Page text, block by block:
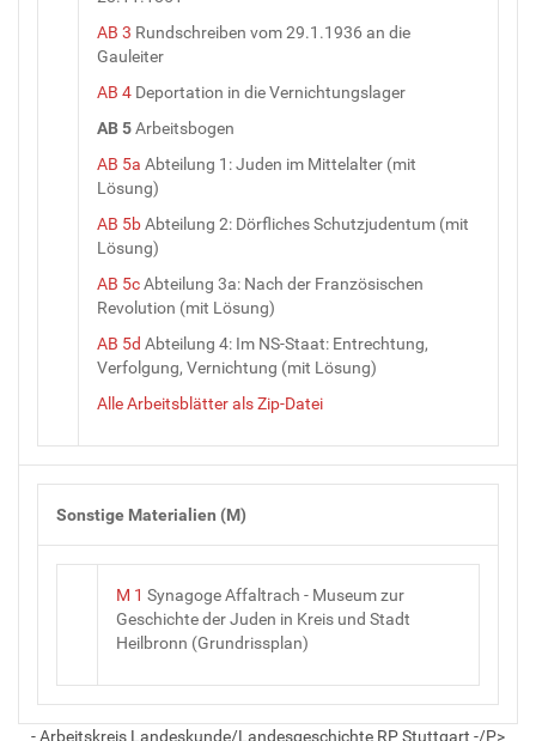
AB 3 Rundschreiben vom 29.1.1936 an die
Gauleiter
AB 4 Deportation in die Vernichtungslager
AB 5Arbeitsbogen
AB 5a Abteilung 1: Juden im Mittelalter (mit
Lösung)
AB 5bAbteilung 2: Dörfliches Schutzjudentum (mit
Lösung)
AB 5cAbteilung 3a: Nach der Französischen
Revolution (mit Lösung)
AB 5d Abteilung 4: Im NS-Staat: Entrechtung,
Verfolgung, Vernichtung (mit Lösung)
Alle Arbeitsblätter als Zip-Datei
Sonstige Materialien (M)
M 1 Synagoge Affaltrach - Museum zur
Geschichte der Juden in Kreis und Stadt
Heilbronn (Grundrissplan)
- Arbeitskreis Landeskunde/Landesgeschichte RP Stuttgart -/P>